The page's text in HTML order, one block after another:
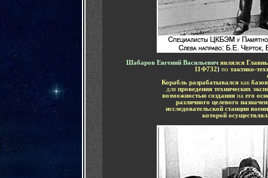
Шабаров Евгений Васильевич являлся
11Ф732) по тактико-
Корабль разрабатывался как
для проведения технических
возможностью создания на его
различного целевого
исследовательской станции
которой